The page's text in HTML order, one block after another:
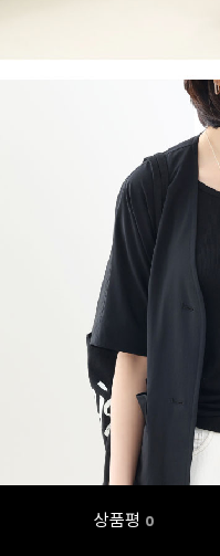
상품평 0